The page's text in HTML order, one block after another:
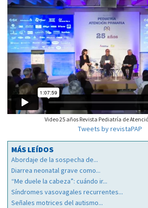
Video 25 años Revista Pediatría de
Tweets by revistaPAP
MÁS LEÍDOS
Abordaje de la sospecha de...
Diarrea neonatal grave como...
“Me duele la cabeza”: cuándo ir...
Síndromes vasovagales recurrentes...
Señales motrices del autismo...